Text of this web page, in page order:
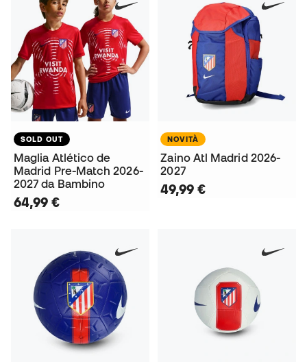
SOLD OUT
Maglia Atlético de
Madrid Pre-Match 2026-
2027 da Bambino
64,99 €
NOVITÀ
Zaino Atl Madrid 2026-
2027
49,99 €